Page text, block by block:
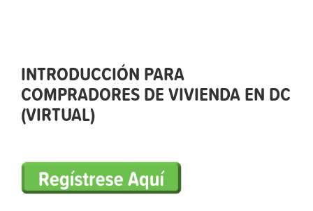
INTRODUCCIÓN PARA
COMPRADORES DE VIVIENDA EN DC
(VIRTUAL)